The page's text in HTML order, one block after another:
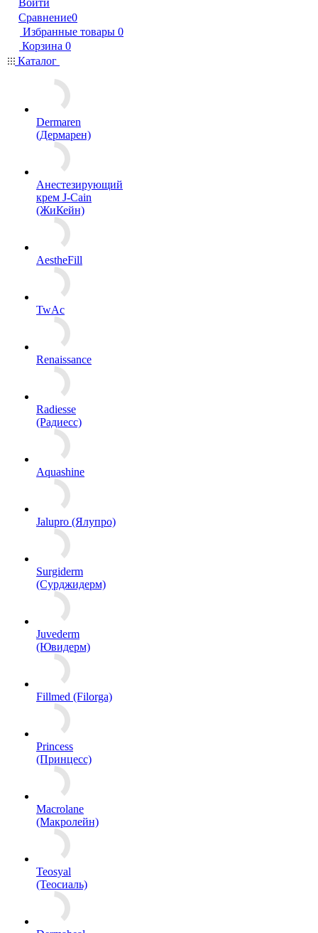
Войти
Сравнение0
Избранные товары 0
Корзина 0
Каталог
Dermaren
(Дермарен)
Анестезирующий
крем J-Cain
(ЖиКейн)
AestheFill
TwAc
Renaissance
Radiesse
(Радиесс)
Aquashine
Jalupro (Ялупро)
Surgiderm
(Сурджидерм)
Juvederm
(Ювидерм)
Fillmed (Filorga)
Princess
(Принцесс)
Macrolane
(Макролейн)
Teosyal
(Теосиаль)